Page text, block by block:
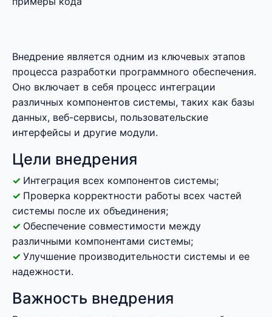
Внедрение является одним из ключевых этапов
процесса разработки программного обеспечения.
Оно включает в себя процесс интеграции
различных компонентов системы, таких как базы
данных, веб-сервисы, пользовательские
интерфейсы и другие модули.
Цели внедрения
Интеграция всех компонентов системы;
Проверка корректности работы всех частей
системы после их объединения;
Обеспечение совместимости между
различными компонентами системы;
Улучшение производительности системы и ее
надежности.
Важность внедрения